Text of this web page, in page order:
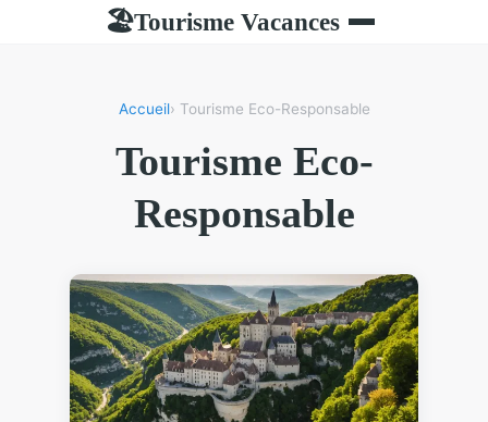
🏖Tourisme Vacances
Accueil› Tourisme Eco-Responsable
Tourisme Eco-
Responsable